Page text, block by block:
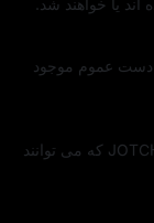
دست عموم موجود
محدودیت قطعی برای تعداد کل توکن‌ های JOTCHUA که می‌ توانند